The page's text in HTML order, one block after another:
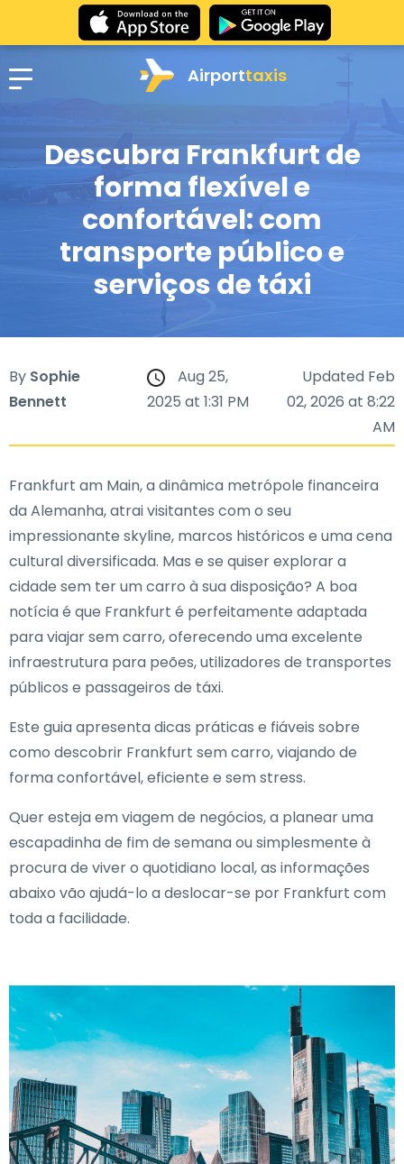
Airporttaxis
Descubra Frankfurt de
forma flexível e
confortável: com
transporte público e
serviços de táxi
By Sophie
Bennett
Aug 25,
2025 at 1:31 PM
Updated Feb
02, 2026 at 8:22
AM
Frankfurt am Main, a dinâmica metrópole financeira
da Alemanha, atrai visitantes com o seu
impressionante skyline, marcos históricos e uma cena
cultural diversificada. Mas e se quiser explorar a
cidade sem ter um carro à sua disposição? A boa
notícia é que Frankfurt é perfeitamente adaptada
para viajar sem carro, oferecendo uma excelente
infraestrutura para peões, utilizadores de transportes
públicos e passageiros de táxi.
Este guia apresenta dicas práticas e fiáveis sobre
como descobrir Frankfurt sem carro, viajando de
forma confortável, eficiente e sem stress.
Quer esteja em viagem de negócios, a planear uma
escapadinha de fim de semana ou simplesmente à
procura de viver o quotidiano local, as informações
abaixo vão ajudá-lo a deslocar-se por Frankfurt com
toda a facilidade.